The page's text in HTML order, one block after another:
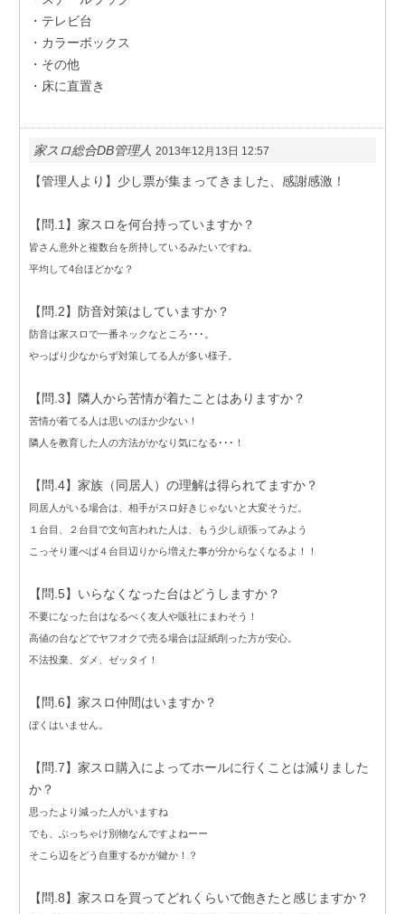
・テレビ台
・カラーボックス
・その他
・床に直置き
家スロ総合DB管理人 2013年12月13日 12:57
【管理人より】少し票が集まってきました、感謝感激！
【問.1】家スロを何台持っていますか？
皆さん意外と複数台を所持しているみたいですね。
平均して4台ほどかな？
【問.2】防音対策はしていますか？
防音は家スロで一番ネックなところ･･･。
やっぱり少なからず対策してる人が多い様子。
【問.3】隣人から苦情が着たことはありますか？
苦情が着てる人は思いのほか少ない！
隣人を教育した人の方法がかなり気になる･･･！
【問.4】家族（同居人）の理解は得られてますか？
同居人がいる場合は、相手がスロ好きじゃないと大変そうだ。
１台目、２台目で文句言われた人は、もう少し頑張ってみよう
こっそり運べば４台目辺りから増えた事が分からなくなるよ！！
【問.5】いらなくなった台はどうしますか？
不要になった台はなるべく友人や販社にまわそう！
高値の台などでヤフオクで売る場合は証紙削った方が安心。
不法投棄、ダメ、ゼッタイ！
【問.6】家スロ仲間はいますか？
ぼくはいません。
【問.7】家スロ購入によってホールに行くことは減りました
か？
思ったより減った人がいますね
でも、ぶっちゃけ別物なんですよねーー
そこら辺をどう自重するかが鍵か！？
【問.8】家スロを買ってどれくらいで飽きたと感じますか？